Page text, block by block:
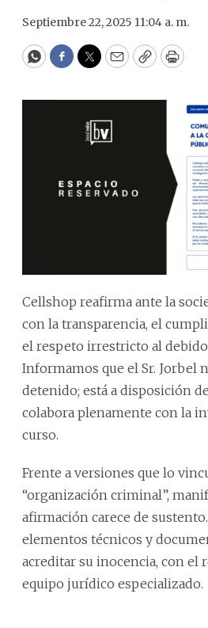
Septiembre 22, 2025 11:04 a. m.
WhatsApp
Facebook
Twitter
EmailCopyPrint
Cellshop reafirma ante la
con la transparencia, el
el respeto irrestricto al debido
Informamos que el Sr. Jorbel
detenido; está a disposición
colabora plenamente con la
curso.
Frente a versiones que lo
“organización criminal”,
afirmación carece de
elementos técnicos y
acreditar su inocencia, con el
equipo jurídico especializado.